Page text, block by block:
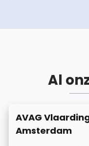
Al
AVAG
Amsterdam